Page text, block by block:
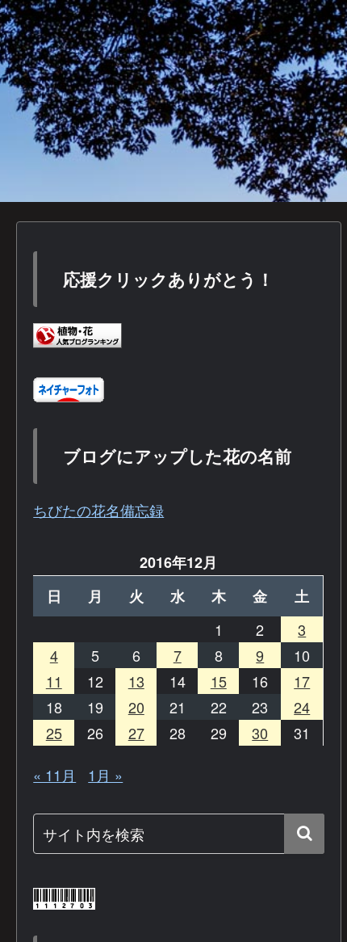
応援クリックありがとう！
ブログにアップした花の名前
ちびたの花名備忘録
2016年12月
日
月 火 水 木 金
土
1
2
3
4
5 6 7 8 9
10
11
12 13 14 15 16
17
18
19 20 21 22 23
24
25
26 27 28 29 30
31
« 11月
1月 »